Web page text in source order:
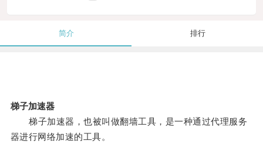
简介 排行
梯子加速器
梯子加速器，也被叫做翻墙工具，是一种通过代理服务
器进行网络加速的工具。